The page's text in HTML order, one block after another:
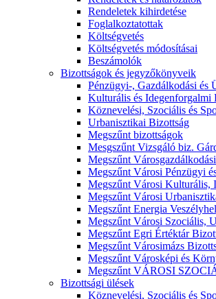
Rendeletek kihirdetése
Foglalkoztatottak
Költségvetés
Költségvetés módosításai
Beszámolók
Bizottságok és jegyzőkönyveik
Pénzügyi-, Gazdálkodási és
Kulturális és Idegenforgalmi
Köznevelési, Szociális és
Urbanisztikai Bizottság
Megszűnt bizottságok
Mesgszűnt Vizsgáló biz.
Megszűnt
Megszűnt Városi Pénzügyi
Megszűnt Városi Kulturális,
Megszűnt Városi
Megszűnt Energia
Megszűnt Városi Szociális,
Megszűnt Egri Értéktár
Megszűnt Városimázs
Megszűnt Városképi és
Megszűnt VÁROSI
Bizottsági ülések
Köznevelési, Szociális és